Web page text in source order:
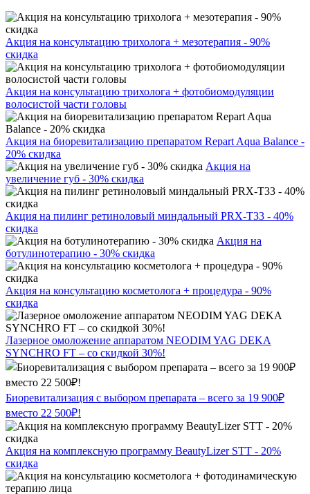
Акция на консультацию трихолога + мезотерапия - 90%
скидка
Акция на консультацию трихолога + фотобиомодуляции
волосистой части головы
Акция на биоревитализацию препаратом Repart Aqua Balance -
20% скидка
Акция на
увеличение губ - 30% скидка
Акция на пилинг ретиноловый миндальный PRX-T33 - 40%
скидка
Акция на
ботулинотерапию - 30% скидка
Акция на консультацию косметолога + процедура - 90%
скидка
Лазерное омоложение аппаратом NEODIM YAG DEKA
SYNCHRO FT – со скидкой 30%!
Биоревитализация с выбором препарата – всего за 19 900₽
вместо 22 500₽!
Акция на комплексную программу BeautyLizer STT - 20%
скидка